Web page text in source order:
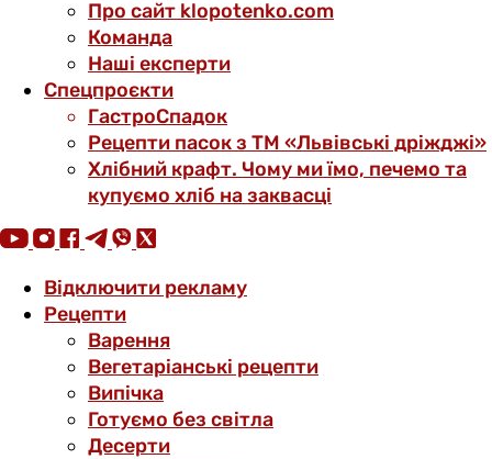
Про сайт klopotenko.com
Команда
Наші експерти
Спецпроєкти
ГастроСпадок
Рецепти пасок з ТМ «Львівські дріжджі»
Хлібний крафт. Чому ми їмо, печемо та
купуємо хліб на заквасці
Відключити рекламу
Рецепти
Варення
Вегетаріанські рецепти
Випічка
Готуємо без світла
Десерти